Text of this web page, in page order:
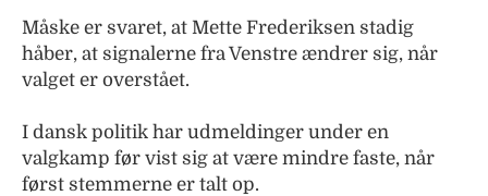
Måske er svaret, at Mette Frederiksen stadig
håber, at signalerne fra Venstre ændrer sig, når
valget er overstået.
I dansk politik har udmeldinger under en
valgkamp før vist sig at være mindre faste, når
først stemmerne er talt op.